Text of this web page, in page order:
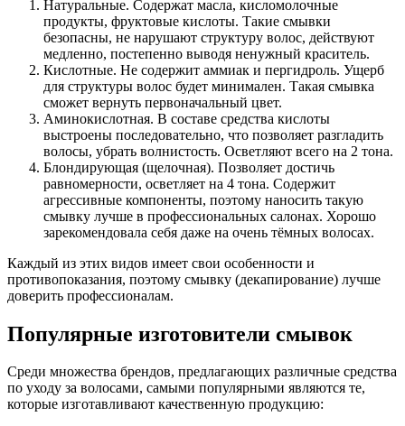
Натуральные. Содержат масла, кисломолочные
продукты, фруктовые кислоты. Такие смывки
безопасны, не нарушают структуру волос, действуют
медленно, постепенно выводя ненужный краситель.
Кислотные. Не содержит аммиак и пергидроль. Ущерб
для структуры волос будет минимален. Такая смывка
сможет вернуть первоначальный цвет.
Аминокислотная. В составе средства кислоты
выстроены последовательно, что позволяет разгладить
волосы, убрать волнистость. Осветляют всего на 2 тона.
Блондирующая (щелочная). Позволяет достичь
равномерности, осветляет на 4 тона. Содержит
агрессивные компоненты, поэтому наносить такую
смывку лучше в профессиональных салонах. Хорошо
зарекомендовала себя даже на очень тёмных волосах.
Каждый из этих видов имеет свои особенности и
противопоказания, поэтому смывку (декапирование) лучше
доверить профессионалам.
Популярные изготовители смывок
Среди множества брендов, предлагающих различные средства
по уходу за волосами, самыми популярными являются те,
которые изготавливают качественную продукцию: